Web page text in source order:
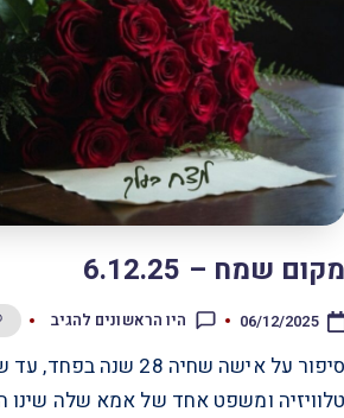
מקום שמח – 6.12.25
06/12/2025 היו הראשונים להגיב
סיפור על אישה שחיה 28 שנה
טלוויזיה ומשפט אחד של אמא שלה שינו